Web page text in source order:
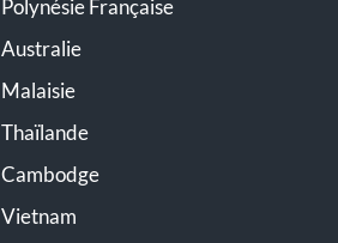
Polynésie Française
Australie
Malaisie
Thaïlande
Cambodge
Vietnam